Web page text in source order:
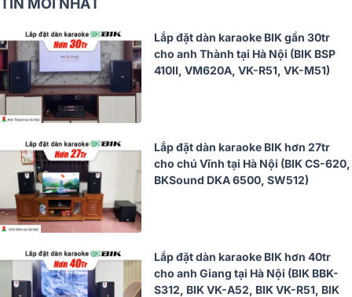
TIN MỚI NHẤT
Lắp đặt dàn karaoke BIK gần 30tr
cho anh Thành tại Hà Nội (BIK BSP
410II, VM620A, VK-R51, VK-M51)
Lắp đặt dàn karaoke BIK hơn 27tr
cho chú Vĩnh tại Hà Nội (BIK CS-620,
BKSound DKA 6500, SW512)
Lắp đặt dàn karaoke BIK hơn 40tr
cho anh Giang tại Hà Nội (BIK BBK-
S312, BIK VK-A52, BIK VK-R51, BIK